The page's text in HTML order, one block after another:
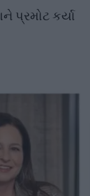
પ્રમોટ કર્યા